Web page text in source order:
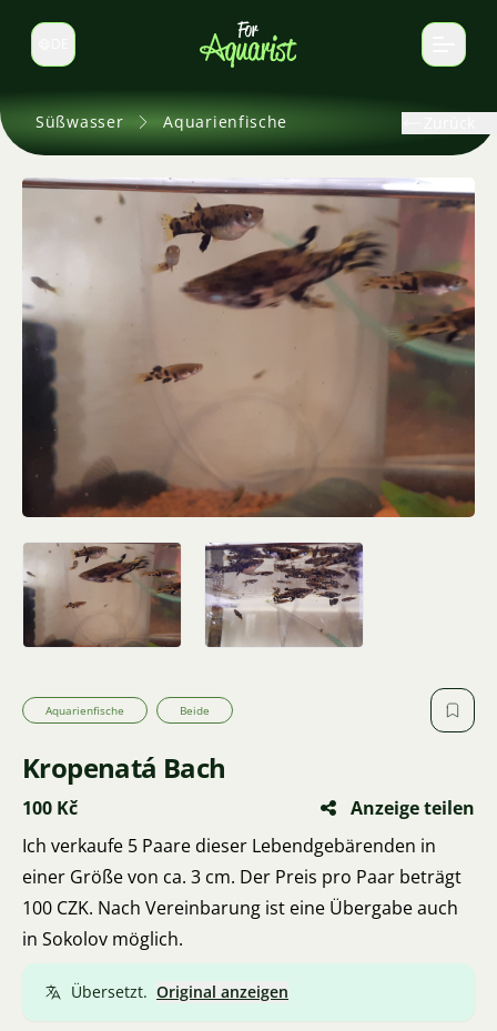
Sprache wechseln
Süßwasser Aquarienfische
Aquarienfische Beide
Kropenatá Bach
100 Kč
Anzeige teilen
Ich verkaufe 5 Paare dieser Lebendgebärenden in
einer Größe von ca. 3 cm. Der Preis pro Paar beträgt
100 CZK. Nach Vereinbarung ist eine Übergabe auch
in Sokolov möglich.
Übersetzt. Original anzeigen